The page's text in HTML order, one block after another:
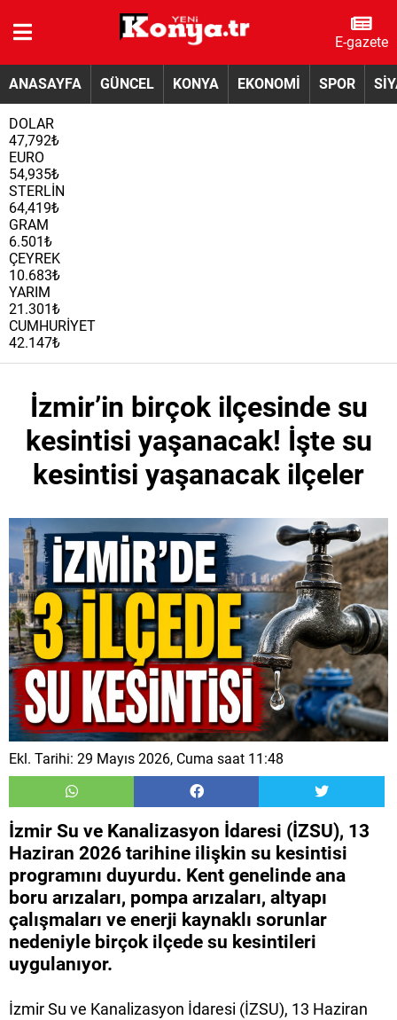
E-gazete
ANASAYFA GÜNCEL KONYA EKONOMİ SPOR
DOLAR
47,792₺
EURO
54,935₺
STERLİN
64,419₺
GRAM
6.501₺
ÇEYREK
10.683₺
YARIM
21.301₺
CUMHURİYET
42.147₺
İzmir’in birçok ilçesinde su
kesintisi yaşanacak! İşte su
kesintisi yaşanacak ilçeler
Ekl. Tarihi: 29 Mayıs 2026, Cuma saat 11:48
İzmir Su ve Kanalizasyon İdaresi (İZSU), 13
Haziran 2026 tarihine ilişkin su kesintisi
programını duyurdu. Kent genelinde ana
boru arızaları, pompa arızaları, altyapı
çalışmaları ve enerji kaynaklı sorunlar
nedeniyle birçok ilçede su kesintileri
uygulanıyor.
İzmir Su ve Kanalizasyon İdaresi (İZSU), 13 Haziran